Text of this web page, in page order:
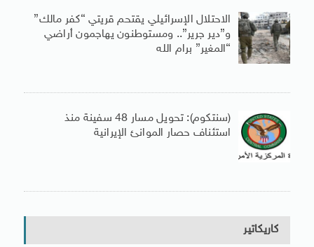
الاحتلال الإسرائيلي يقتحم قريتي “كفر مالك”
و”دير جرير”.. ومستوطنون يهاجمون أراضي
“المغير” برام الله
(سنتكوم): تحويل مسار 48 سفينة منذ
استئناف حصار الموانئ الإيرانية
كاريكاتير